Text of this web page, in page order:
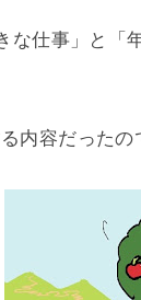
な仕事」と「
内容だったの